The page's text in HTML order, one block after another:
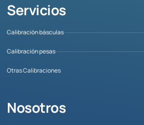
Servicios
Calibración básculas
Calibración pesas
Otras Calibraciones
Nosotros